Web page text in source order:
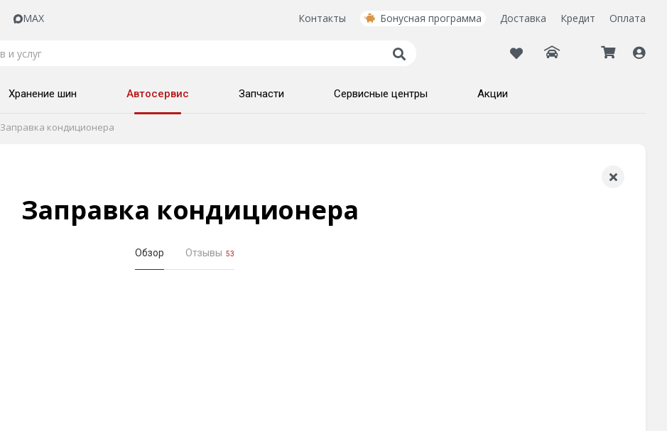
MAX Контакты Бонусная программа Доставка Кредит Оплата
Хранение шин Автосервис Запчасти Сервисные центры Акции
Заправка кондиционера
Заправка кондиционера
Обзор Отзывы 53